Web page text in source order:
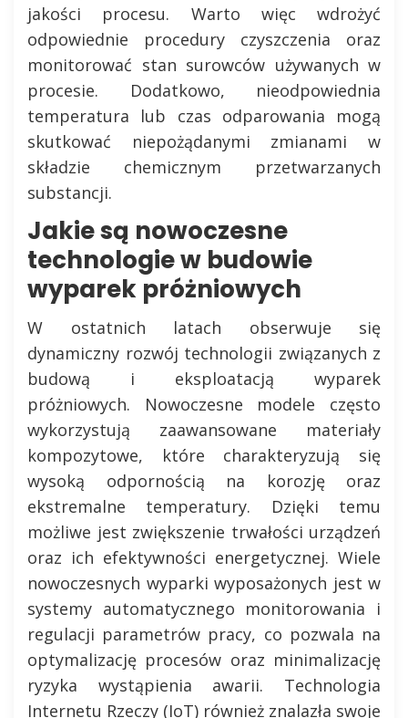
jakości procesu. Warto więc wdrożyć
odpowiednie procedury czyszczenia oraz
monitorować stan surowców używanych w
procesie. Dodatkowo, nieodpowiednia
temperatura lub czas odparowania mogą
skutkować niepożądanymi zmianami w
składzie chemicznym przetwarzanych
substancji.
Jakie są nowoczesne
technologie w budowie
wyparek próżniowych
W ostatnich latach obserwuje się
dynamiczny rozwój technologii związanych z
budową i eksploatacją wyparek
próżniowych. Nowoczesne modele często
wykorzystują zaawansowane materiały
kompozytowe, które charakteryzują się
wysoką odpornością na korozję oraz
ekstremalne temperatury. Dzięki temu
możliwe jest zwiększenie trwałości urządzeń
oraz ich efektywności energetycznej. Wiele
nowoczesnych wyparki wyposażonych jest w
systemy automatycznego monitorowania i
regulacji parametrów pracy, co pozwala na
optymalizację procesów oraz minimalizację
ryzyka wystąpienia awarii. Technologia
Internetu Rzeczy (IoT) również znalazła swoje